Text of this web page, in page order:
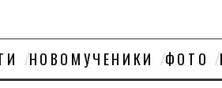
НОВОМУЧЕНИКИ ФОТО